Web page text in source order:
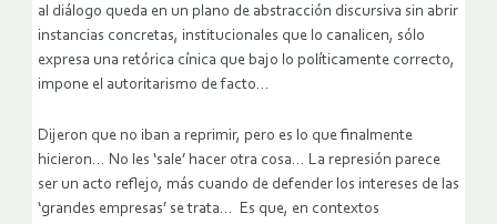
al diálogo queda en un plano de abstracción discursiva sin abrir
instancias concretas, institucionales que lo canalicen, sólo
expresa una retórica cínica que bajo lo políticamente correcto,
impone el autoritarismo de facto…
Dijeron que no iban a reprimir, pero es lo que finalmente
hicieron… No les ‘sale’ hacer otra cosa… La represión parece
ser un acto reflejo, más cuando de defender los intereses de las
‘grandes empresas’ se trata… Es que, en contextos